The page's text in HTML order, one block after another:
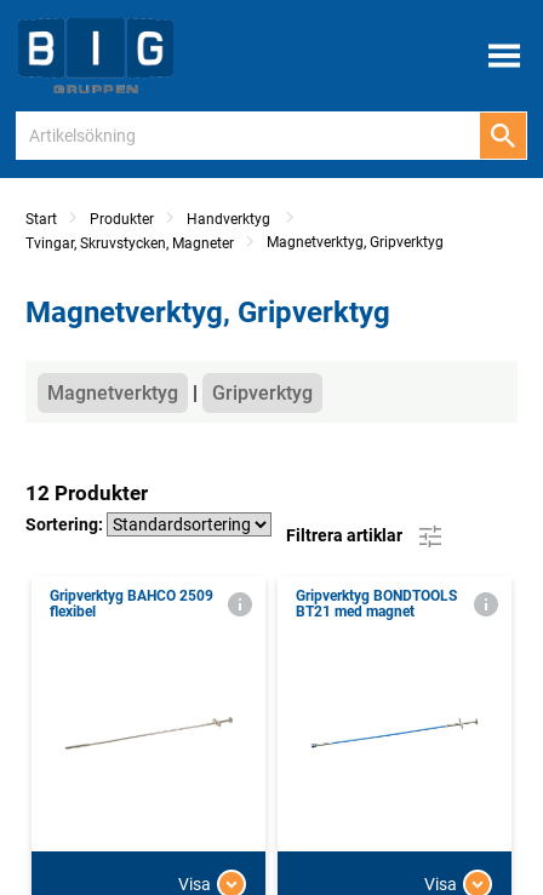
Meny
Start Produkter
Handverktyg
Tvingar, Skruvstycken, Magneter
Magnetverktyg, Gripverktyg
Magnetverktyg, Gripverktyg
Kategorier
Magnetverktyg Gripverktyg
12 Produkter
Sortering:
Filtrera artiklar
Gripverktyg BAHCO 2509
flexibel
Visa
Gripverktyg BONDTOOLS
BT21 med magnet
Visa